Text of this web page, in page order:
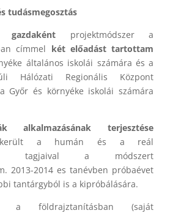
tudásmegosztás
projektmódszer a
címmel két előadást tartottam
általános iskolái számára és a
Hálózati Regionális Központ
Győr és környéke iskolái számára
alkalmazásának terjesztése
a humán és a reál
tagjaival a módszert
2013-2014 es tanévben próbaévet
tantárgyból is a kipróbálására.
a földrajztanításban (saját